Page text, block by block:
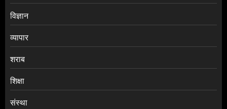
विज्ञान
व्यापार
शराब
शिक्षा
संस्था